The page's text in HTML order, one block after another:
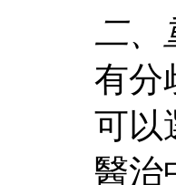
二、
有分
可以
醫治